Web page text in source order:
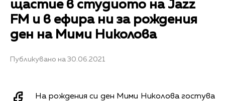
щастие в студиото на Jazz
FM и в ефира ни за рождения
ден на Мими Николова
Публикувано на 30.06.2021
На рождения си ден Мими Николова гостува